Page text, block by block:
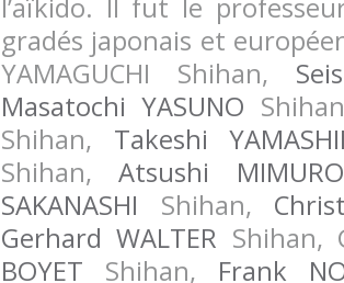
l’aïkido. Il fut le
gradés japonais et
YAMAGUCHI Shihan,
Masatochi YASUNO Shihan
Shihan, Takeshi
Shihan,Atsushi MIMURO
SAKANASHI Shihan,
Gerhard WALTER Shihan,
BOYET Shihan, Frank